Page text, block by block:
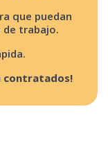
que puedan
trabajo.
contratados!